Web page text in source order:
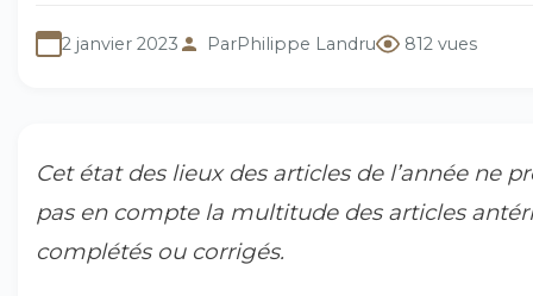
2 janvier 2023 ParPhilippe Landru 812 vues
Cet état des lieux des articles de l’année ne
pas en compte la multitude des articles
complétés ou corrigés.